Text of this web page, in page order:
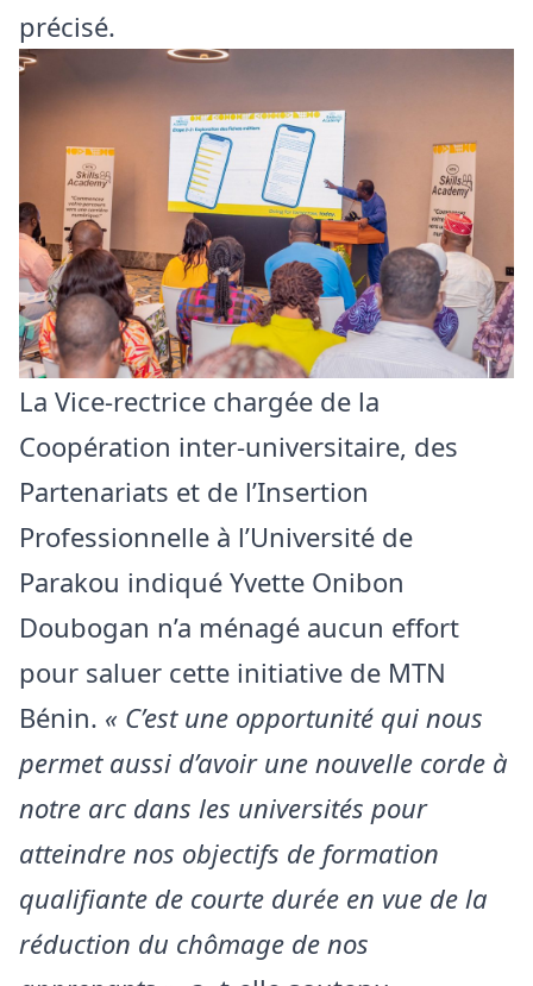
précisé.
La Vice-rectrice chargée de la
Coopération inter-universitaire, des
Partenariats et de l’Insertion
Professionnelle à l’Université de
Parakou indiqué Yvette Onibon
Doubogan n’a ménagé aucun effort
pour saluer cette initiative de MTN
Bénin. « C’est une opportunité qui nous
permet aussi d’avoir une nouvelle corde à
notre arc dans les universités pour
atteindre nos objectifs de formation
qualifiante de courte durée en vue de la
réduction du chômage de nos